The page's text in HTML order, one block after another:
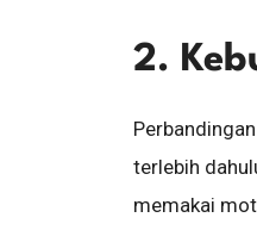
2.
terlebih
memakai